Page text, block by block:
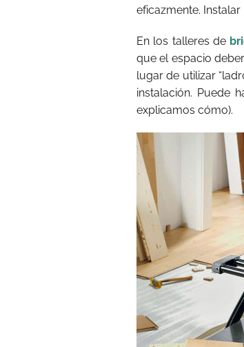
eficazmente.
En los talleres de
que el espacio
lugar de utilizar
instalación. Puede
explicamos cómo).